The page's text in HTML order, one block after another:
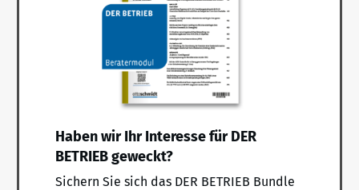
Haben wir Ihr Interesse für DER
BETRIEB geweckt?
Sichern Sie sich das DER BETRIEB Bundle